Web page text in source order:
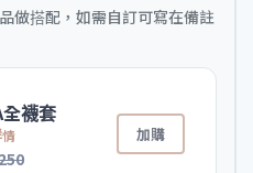
做搭配，如需自訂可寫在備註
襪套
加購